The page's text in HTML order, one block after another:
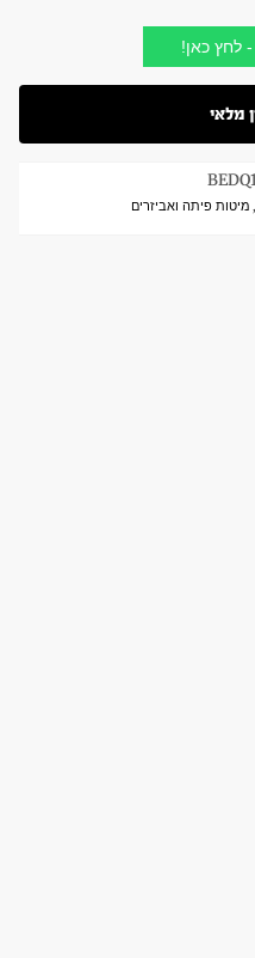
לחץ כאן!
, מיטות פיתה ואביזרים